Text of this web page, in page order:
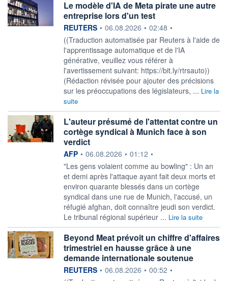
Le modèle d'IA de Meta pirate une autre
entreprise lors d'un test
information fournie par
REUTERS • 06.08.2026 • 02:48 •
((Traduction automatisée par Reuters à l'aide de
l'apprentissage automatique et de l'IA
générative, veuillez vous référer à
l'avertissement suivant: https://bit.ly/rtrsauto))
(Rédaction révisée pour ajouter des précisions
sur les préoccupations des législateurs, ... Lire la
suite
L'auteur présumé de l'attentat contre un
cortège syndical à Munich face à son
verdict
information fournie par
AFP • 06.08.2026 • 01:12 •
"Les gens volaient comme au bowling" : Un an
et demi après l'attaque ayant fait deux morts et
environ quarante blessés dans un cortège
syndical dans une rue de Munich, l'accusé, un
réfugié afghan, doit connaître jeudi son verdict.
Le tribunal régional supérieur ... Lire la suite
Beyond Meat prévoit un chiffre d'affaires
trimestriel en hausse grâce à une
demande internationale soutenue
information fournie par
REUTERS • 06.08.2026 • 00:52 •